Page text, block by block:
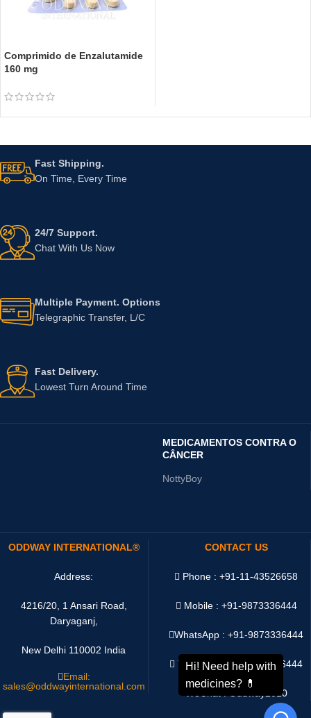
Comprimido de Enzalutamide
160 mg
Fast Shipping.
On Time, Every Time
24/7 Support.
Chat With Us Now
Multiple Payment. Options
Telegraphic Transfer, L/C
Fast Delivery.
Lowest Turn Around Time
MEDICAMENTOS CONTRA O
CÂNCER
NottyBoy
ODDWAY INTERNATIONAL®
Address:
4216/20, 1 Ansari Road,
Daryaganj,
New Delhi 110002 India
Email:
sales@oddwayinternational.com
CONTACT US
Phone : +91-11-43526658
Mobile : +91-9873336444
WhatsApp :+91-9873336444
Telegram : +91-9873336444
WeChat : Oddway2010